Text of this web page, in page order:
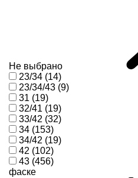
Не выбрано
23/34 (14)
23/34/43 (9)
31 (19)
32/41 (19)
33/42 (32)
34 (153)
34/42 (19)
42 (102)
43 (456)
фаске